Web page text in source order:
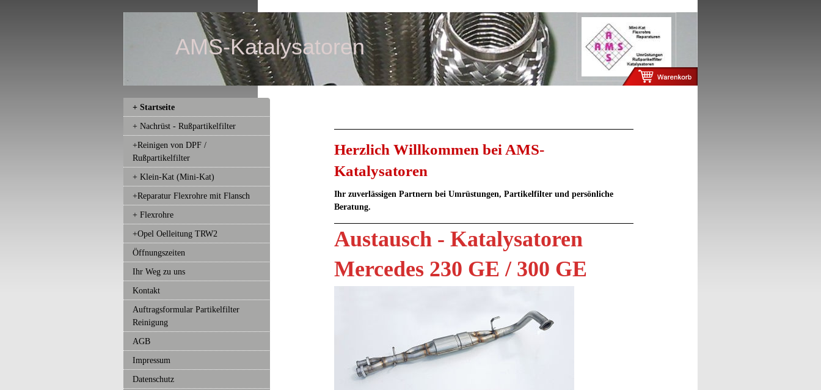
AMS-Katalysatoren
Herzlich Willkommen bei AMS-
Katalysatoren
Ihr zuverlässigen Partnern bei Umrüstungen, Partikelfilter und persönliche
Beratung.
Austausch - Katalysatoren
Mercedes 230 GE / 300 GE
+ Startseite
+ Nachrüst - Rußpartikelfilter
+Reinigen von DPF /
Rußpartikelfilter
+ Klein-Kat (Mini-Kat)
+Reparatur Flexrohre mit Flansch
+ Flexrohre
+Opel Oelleitung TRW2
Öffnungszeiten
Ihr Weg zu uns
Kontakt
Auftragsformular Partikelfilter
Reinigung
AGB
Impressum
Datenschutz